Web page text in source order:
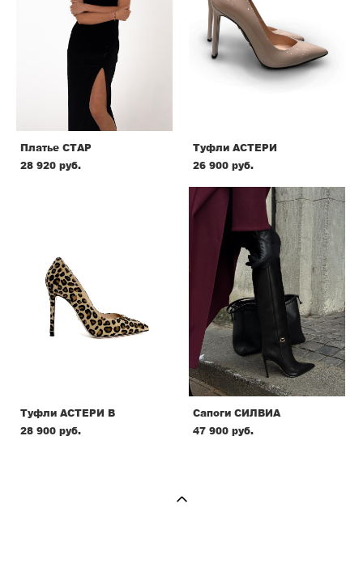
Платье СТАР
28 920 pуб.
Туфли АСТЕРИ
26 900 pуб.
Туфли АСТЕРИ В
28 900 pуб.
Сапоги СИЛВИА
47 900 pуб.